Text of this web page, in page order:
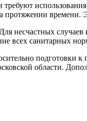
несчастных
всех санитарных
области.